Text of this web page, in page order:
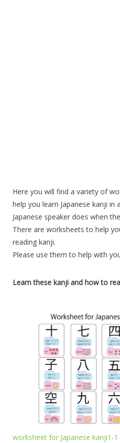
Here you will find a variety of
help you learn Japanese kanji in
Japanese speaker does when
There are worksheets to help
reading kanji.
Please use them to help with
Learn these kanji and how to
worksheet for Japanese kanji1-1